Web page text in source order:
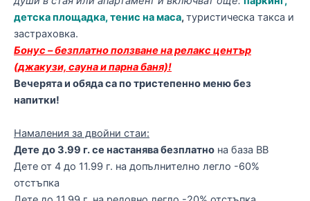
детска площадка, тенис на маса,туристическа такса и
застраховка.
Бонус – безплатно ползване на релакс център
(джакузи, сауна и парна баня)!
Вечерята и обяда са по тристепенно меню без
напитки!
Намаления за двойни стаи:
Дете до 3.99 г. се настанява безплатно на база BB
Дете от 4 до 11.99 г. на допълнително легло -60%
отстъпка